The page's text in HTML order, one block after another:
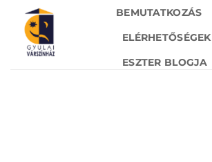
content
BEMUTATKOZÁS
ELÉRHETŐSÉGEK
ESZTER BLOGJA